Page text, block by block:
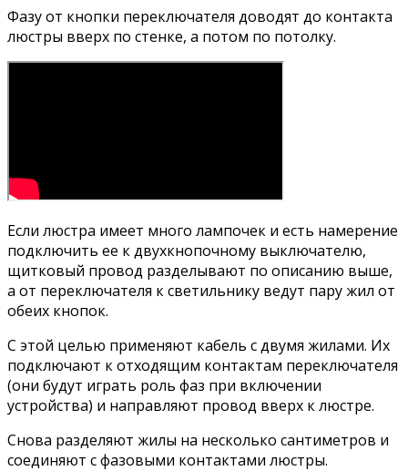
Фазу от кнопки переключателя доводят до контакта
люстры вверх по стенке, а потом по потолку.
Если люстра имеет много лампочек и есть намерение
подключить ее к двухкнопочному выключателю,
щитковый провод разделывают по описанию выше,
а от переключателя к светильнику ведут пару жил от
обеих кнопок.
С этой целью применяют кабель с двумя жилами. Их
подключают к отходящим контактам переключателя
(они будут играть роль фаз при включении
устройства) и направляют провод вверх к люстре.
Снова разделяют жилы на несколько сантиметров и
соединяют с фазовыми контактами люстры.